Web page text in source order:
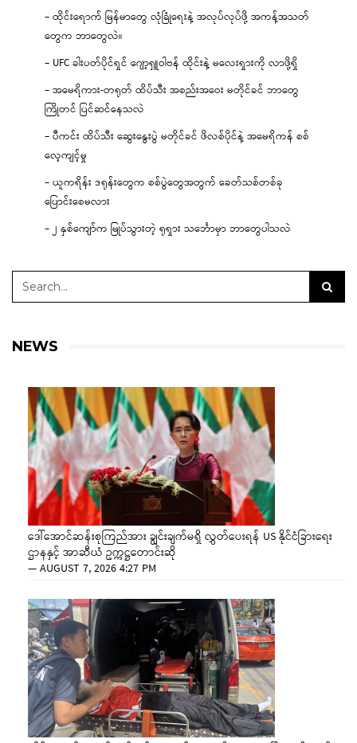
– ထိုင်းရောက် မြန်မာတွေ လုံခြုံရေးနဲ့ အလုပ်လုပ်ဖို့ အကန့်အသတ်
တွေက ဘာတွေလဲ။
– UFC ခါးပတ်ပိုင်ရှင် ဂျော့ရှူဝါဗန် ထိုင်းနဲ့ မလေးရှားကို လာဖို့ရှိ
– အမေရိကား-တရုတ် ထိပ်သီး အစည်းအဝေး မတိုင်ခင် ဘာတွေ
ကြိုတင် ပြင်ဆင်နေသလဲ
– ပီကင်း ထိပ်သီး ဆွေးနွေးပွဲ မတိုင်ခင် ဖိလစ်ပိုင်နဲ့ အမေရိကန် စစ်
လေ့ကျင့်မှု
– ယူကရိန်း ဒရုန်းတွေက စစ်ပွဲတွေအတွက် ခေတ်သစ်တစ်ခု
ပြောင်းစေမလား
– ၂ နှစ်ကျော်က မြုပ်သွားတဲ့ ရုရှား သင်္ဘောမှာ ဘာတွေပါသလဲ
NEWS
ဒေါ်အောင်ဆန်းစုကြည်အား ချွင်းချက်မရှိ လွှတ်ပေးရန် US နိုင်ငံခြားရေး
ဌာနနှင့် အာဆီယံ ဥက္ကဋ္ဌတောင်းဆို
—AUGUST 7, 2026 4:27 PM